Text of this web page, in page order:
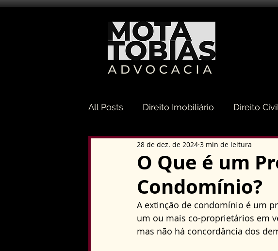
All Posts Direito Imobiliário Direito Civil
Direito Sucessório Direito do
Direito Tributário Direito Empresarial e
Direito Constitucional Direito
O Que é um
Condomínio?
28 de dez. de 2024 3 min de leitura
A extinção de condomínio é um
um ou mais co-proprietários em
mas não há concordância dos